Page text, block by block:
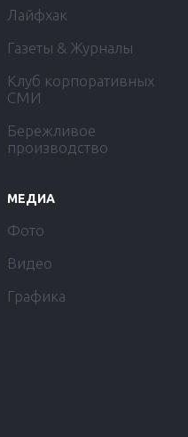
Лайфхак
Газеты & Журналы
Клуб корпоративных
СМИ
Бережливое
производство
МЕДИА
Фото
Видео
Графика